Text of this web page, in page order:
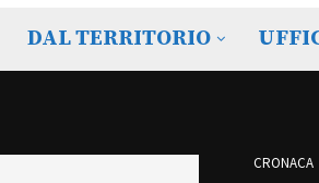
DAL TERRITORIO
CRONACA